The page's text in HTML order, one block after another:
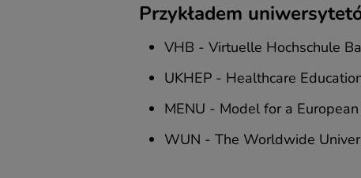
Przykładem
VHB - Virtuelle Hochschule
UKHEP - Healthcare
MENU - Model for a
WUN - The Worldwide